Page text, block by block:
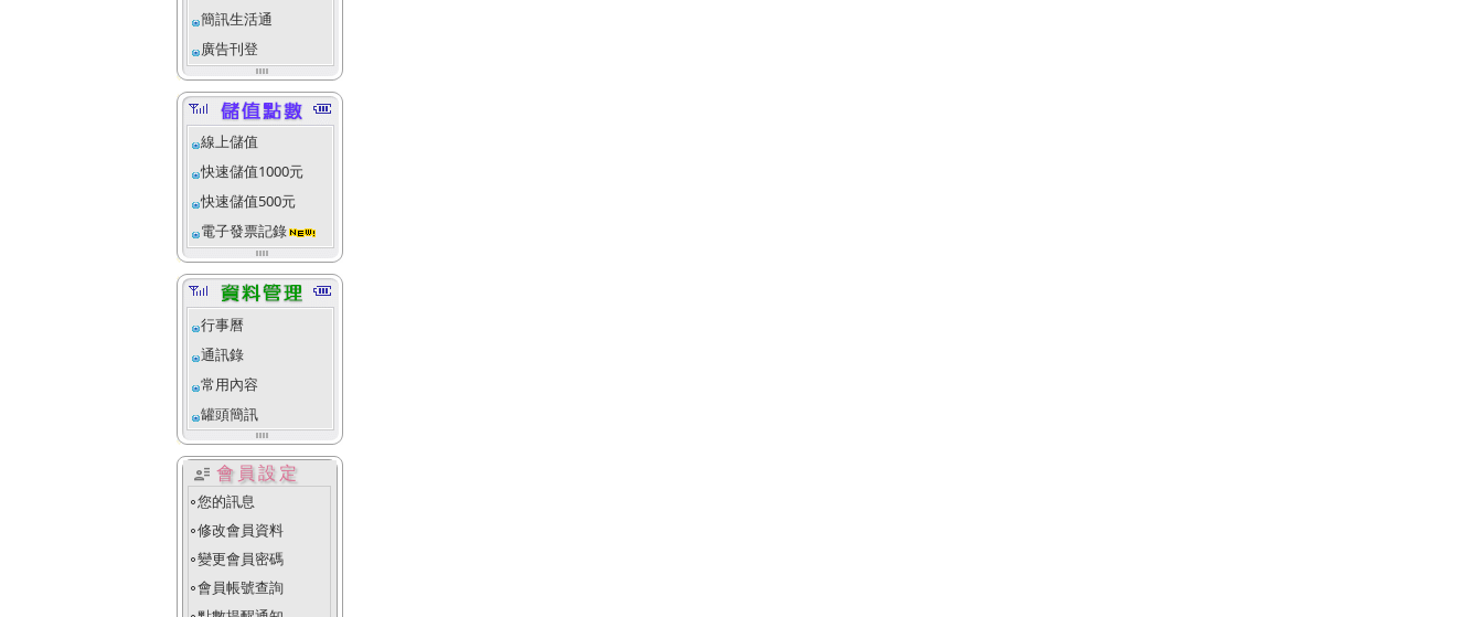
簡訊生活通
廣告刊登
線上儲值
快速儲值1000元
快速儲值500元
電子發票記錄
行事曆
通訊錄
常用內容
罐頭簡訊
user_attributes 會員設定
fiber_manual_record 您的訊息
fiber_manual_record 修改會員資料
fiber_manual_record 變更會員密碼
fiber_manual_record 會員帳號查詢